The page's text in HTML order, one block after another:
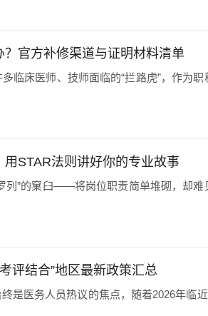
官方补修渠道与证明材料清单
临床医师、技师面临的“拦路虎”，作为
STAR法则讲好你的专业故事
列”的窠臼——将岗位职责简单堆砌，却难
评结合”地区最新政策汇总
是医务人员热议的焦点，随着2026年临